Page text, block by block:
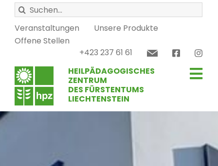
Zum
Inhalt
springen
Suche
nach:
Veranstaltungen
Unsere Produkte
Offene Stellen
+423 237 61 61
HEILPÄDAGOGISCHES
ZENTRUM
DES FÜRSTENTUMS
LIECHTENSTEIN
Therapie